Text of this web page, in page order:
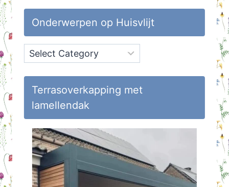
Onderwerpen op Huisvlijt
Onderwerpen
op
Huisvlijt
Terrasoverkapping met
lamellendak